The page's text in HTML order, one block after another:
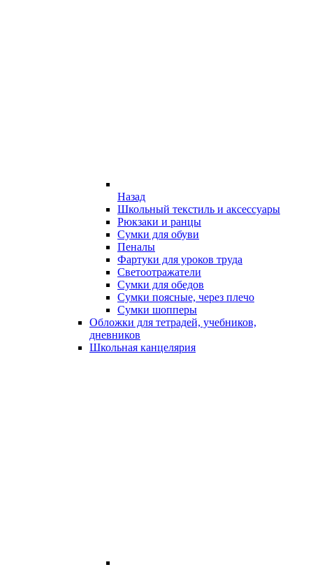
Назад
Школьный текстиль и аксессуары
Рюкзаки и ранцы
Сумки для обуви
Пеналы
Фартуки для уроков труда
Светоотражатели
Сумки для обедов
Сумки поясные, через плечо
Сумки шопперы
Обложки для тетрадей, учебников,
дневников
Школьная канцелярия